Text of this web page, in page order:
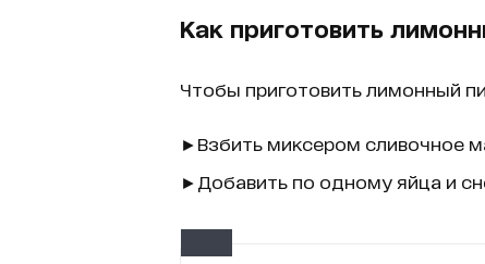
Как приготовить
Чтобы приготовить лимонный
►Взбить миксером сливочное
►Добавить по одному яйца и